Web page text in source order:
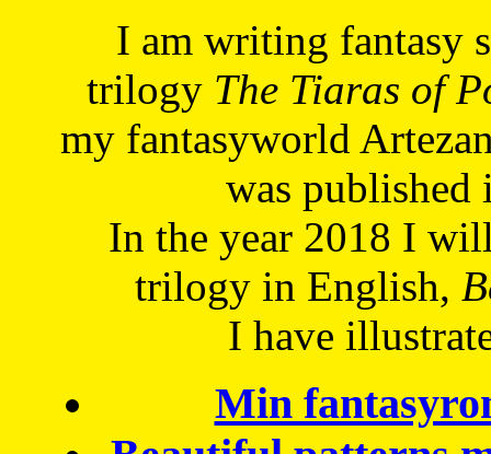
I am writing fantasy
trilogy The Tiaras of
my fantasyworld
was published
In the year 2018 I
trilogy in English,
I have
Min